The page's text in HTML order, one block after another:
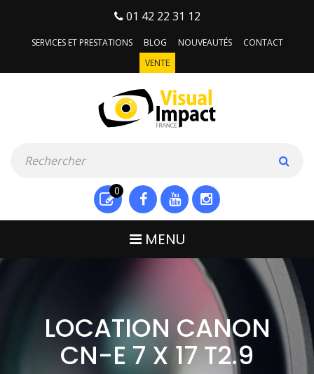
01 42 22 31 12
SERVICES ET PRESTATIONS BLOG NOUVEAUTÉS
CONTACT
VENTE
0
MENU
LOCATION CANON
CN-E 7 X 17 T2.9